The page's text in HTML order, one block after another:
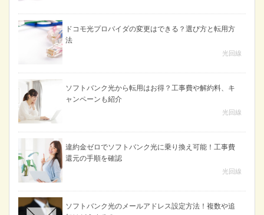
ドコモ光プロバイダの変更はできる？選び方と転用方
法
光回線
ソフトバンク光から転用はお得？工事費や解約料、キ
ャンペーンも紹介
光回線
違約金ゼロでソフトバンク光に乗り換え可能！工事費
還元の手順を確認
光回線
ソフトバンク光のメールアドレス設定方法！複数や追